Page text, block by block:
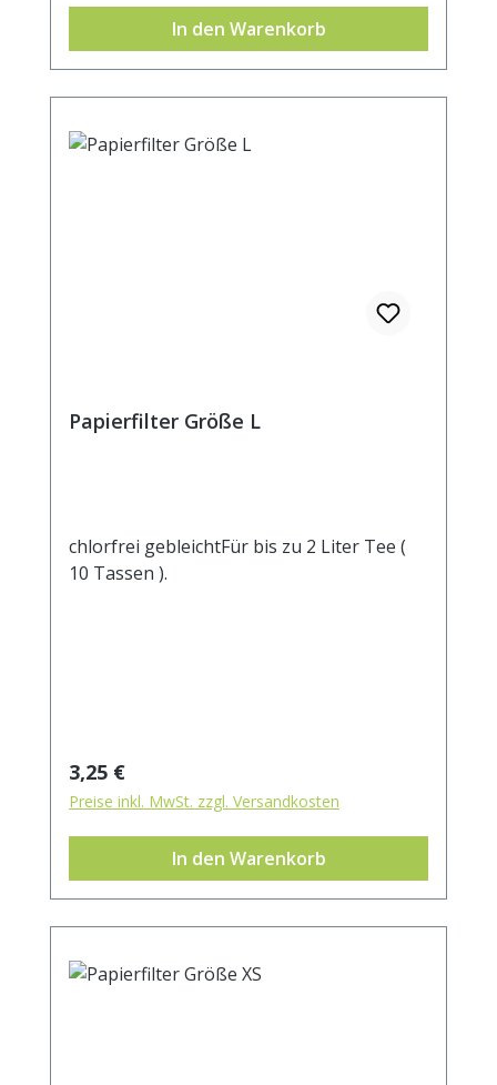
Becher- oder Kannenrand. Durchmesser
In den Warenkorb
Papierfilter Größe L
chlorfrei gebleichtFür bis zu 2 Liter Tee (
10 Tassen ).
Regulärer Preis:
3,25 €
Preise inkl. MwSt. zzgl. Versandkosten
In den Warenkorb